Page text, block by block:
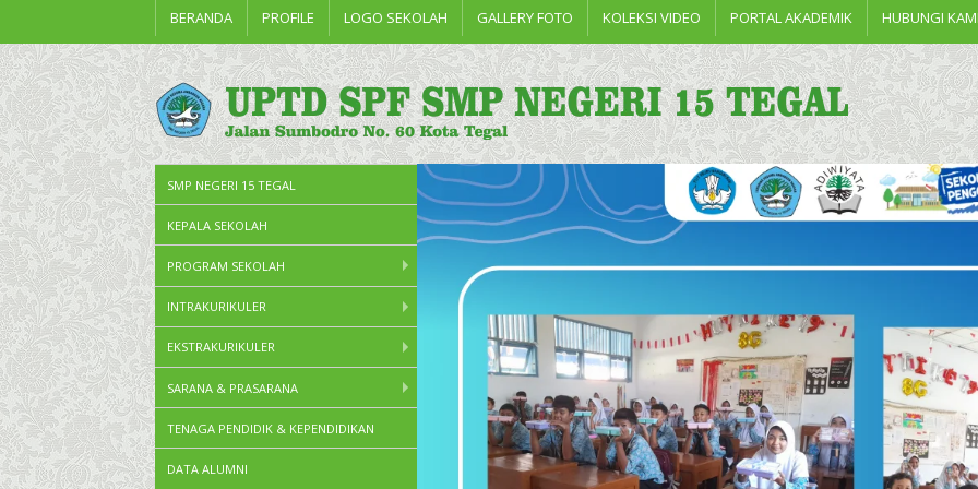
BERANDA PROFILE LOGO SEKOLAH GALLERY FOTO KOLEKSI VIDEO PORTAL AKADEMIK HUBUNGI
SMP NEGERI 15 TEGAL
KEPALA SEKOLAH
PROGRAM SEKOLAH
INTRAKURIKULER
EKSTRAKURIKULER
SARANA & PRASARANA
TENAGA PENDIDIK & KEPENDIDIKAN
DATA ALUMNI